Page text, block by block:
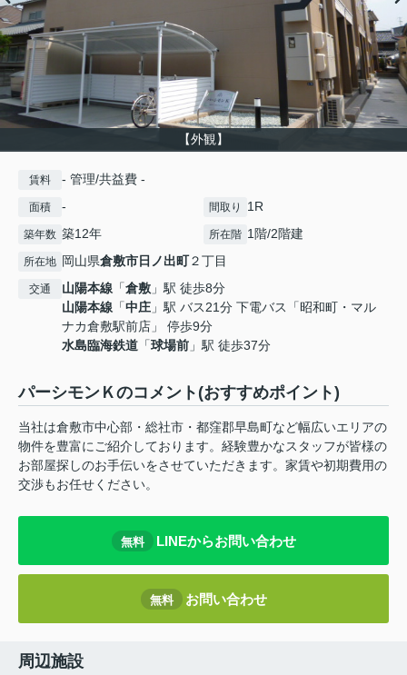
【外観】
賃料 - 管理/共益費 -
面積 - 間取り 1R
築年数 築12年 所在階 1階/2階建
所在地 岡山県倉敷市日ノ出町２丁目
交通 山陽本線 「倉敷 」駅 徒歩8分
山陽本線 「中庄 」駅 バス21分 下電バス「昭和町・マル
ナカ倉敷駅前店」 停歩9分
水島臨海鉄道 「球場前 」駅 徒歩37分
パーシモンＫのコメント(おすすめポイント)
当社は倉敷市中心部・総社市・都窪郡早島町など幅広いエリアの
物件を豊富にご紹介しております。経験豊かなスタッフが皆様の
お部屋探しのお手伝いをさせていただきます。家賃や初期費用の
交渉もお任せください。
無料 LINEからお問い合わせ
無料 お問い合わせ
周辺施設